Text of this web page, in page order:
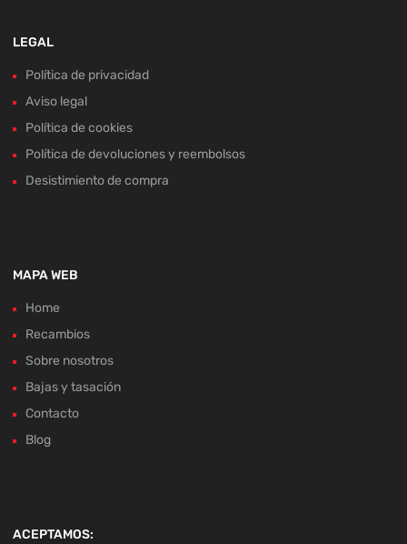
LEGAL
Política de privacidad
Aviso legal
Política de cookies
Política de devoluciones y reembolsos
Desistimiento de compra
MAPA WEB
Home
Recambios
Sobre nosotros
Bajas y tasación
Contacto
Blog
ACEPTAMOS: